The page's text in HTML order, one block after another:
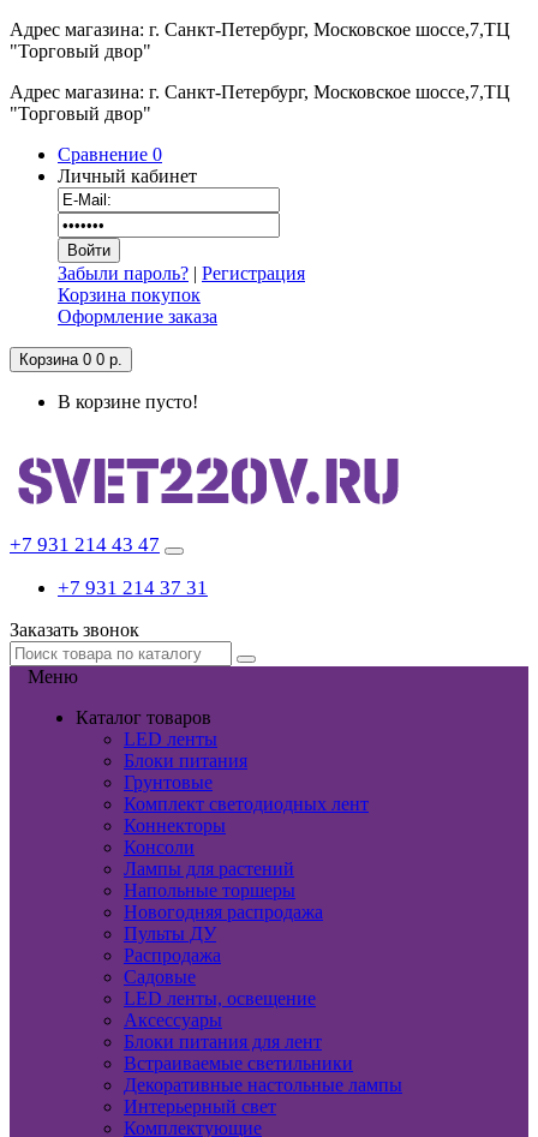
Адрес магазина: г. Санкт-Петербург, Московское шоссе,7,ТЦ
"Торговый двор"
Адрес магазина: г. Санкт-Петербург, Московское шоссе,7,ТЦ
"Торговый двор"
Сравнение 0
Личный кабинет
Забыли пароль? | Регистрация
Корзина покупок
Оформление заказа
Корзина 0 0 р.
В корзине пусто!
+7 931 214 43 47
+7 931 214 37 31
Заказать звонок
Меню
Каталог товаров
LED ленты
Блоки питания
Грунтовые
Комплект светодиодных лент
Коннекторы
Консоли
Лампы для растений
Напольные торшеры
Новогодняя распродажа
Пульты ДУ
Распродажа
Садовые
LED ленты, освещение
Аксессуары
Блоки питания для лент
Встраиваемые светильники
Декоративные настольные лампы
Интерьерный свет
Комплектующие